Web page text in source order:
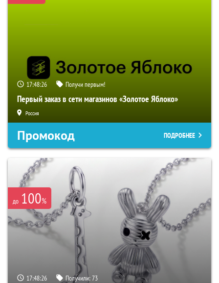
17:48:25 Получи первым!
Первый заказ в сети магазинов «Золотое Яблоко»
Россия
Промокод ПОДРОБНЕЕ
до 100%
17:48:25 Получили:73